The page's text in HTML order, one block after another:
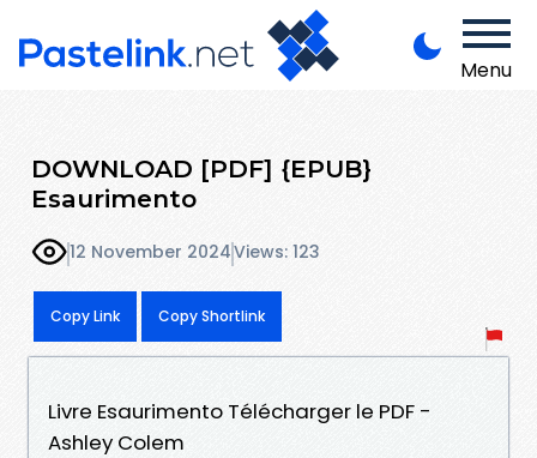
Menu
DOWNLOAD [PDF] {EPUB}
Esaurimento
12 November 2024Views: 123
Copy Link Copy Shortlink
Livre Esaurimento Télécharger le PDF -
Ashley Colem